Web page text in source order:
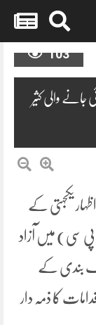
103
والی کثیر
یکجہتی کے
پی سی) میں آزاد
بندی کے
کا ذمہ دار